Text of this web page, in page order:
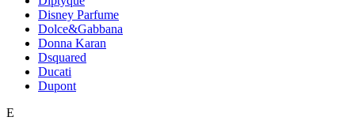
Disney Parfume
Dolce&Gabbana
Donna Karan
Dsquared
Ducati
Dupont
E